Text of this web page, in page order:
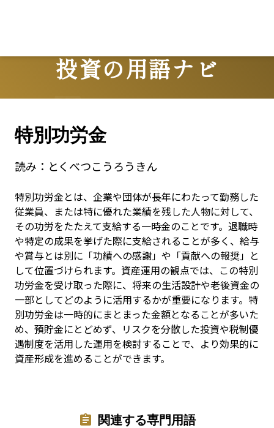
投資の用語ナビ
Terms
特別功労金
読み： とくべつこうろうきん
特別功労金とは、企業や団体が長年にわたって勤務した
従業員、または特に優れた業績を残した人物に対して、
その功労をたたえて支給する一時金のことです。退職時
や特定の成果を挙げた際に支給されることが多く、給与
や賞与とは別に「功績への感謝」や「貢献への報奨」と
して位置づけられます。資産運用の観点では、この特別
功労金を受け取った際に、将来の生活設計や老後資金の
一部としてどのように活用するかが重要になります。特
別功労金は一時的にまとまった金額となることが多いた
め、預貯金にとどめず、リスクを分散した投資や税制優
遇制度を活用した運用を検討することで、より効果的に
資産形成を進めることができます。
関連する専門用語